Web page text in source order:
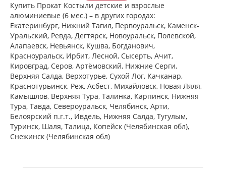
Купить Прокат Костыли детские и взрослые
алюминиевые (6 мес.) – в других городах:
Екатеринбург, Нижний Тагил, Первоуральск, Каменск-
Уральский, Ревда, Дегтярск, Новоуральск, Полевской,
Алапаевск, Невьянск, Кушва, Богданович,
Красноуральск, Ирбит, Лесной, Сысерть, Ачит,
Кировград, Серов, Артёмовский, Нижние Cерги,
Верхняя Салда, Верхотурье, Сухой Лог, Качканар,
Краснотурьинск, Реж, Асбест, Михайловск, Новая Ляля,
Камышлов, Верхняя Тура, Талинка, Карпинск, Нижняя
Тура, Тавда, Североуральск, Челябинск, Арти,
Белоярский п.г.т., Ивдель, Нижняя Салда, Тугулым,
Туринск, Шаля, Талица, Копейск (Челябинская обл),
Снежинск (Челябинская обл)